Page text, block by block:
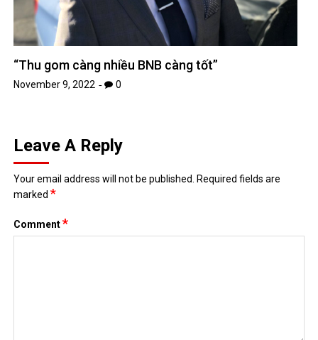
“Thu gom càng nhiều BNB càng tốt”
November 9, 2022 0
Leave A Reply
Your email address will not be published. Required fields are
marked*
Comment*